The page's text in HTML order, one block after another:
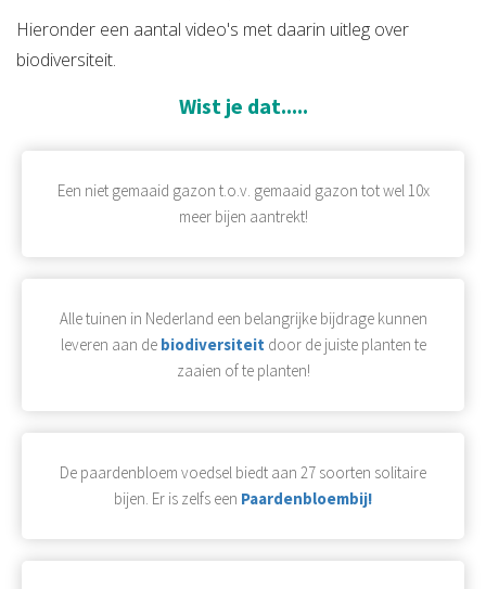
Hieronder een aantal video's met daarin uitleg over
biodiversiteit.
Wist je dat.....
Een niet gemaaid gazon t.o.v. gemaaid gazon tot wel 10x
meer bijen aantrekt!
Alle tuinen in Nederland een belangrijke bijdrage kunnen
leveren aan de biodiversiteit door de juiste planten te
zaaien of te planten!
De paardenbloem voedsel biedt aan 27 soorten solitaire
bijen. Er is zelfs een Paardenbloembij!